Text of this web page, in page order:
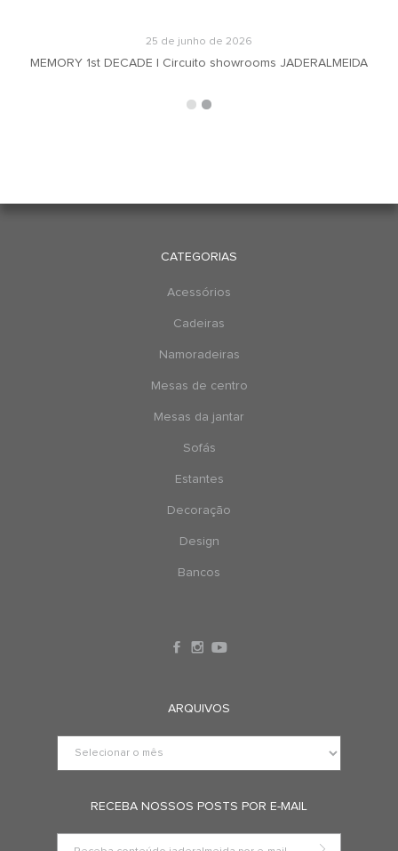
25 de junho de 2026
MEMORY 1st DECADE | Circuito showrooms JADERALMEIDA
CATEGORIAS
Acessórios
Cadeiras
Namoradeiras
Mesas de centro
Mesas da jantar
Sofás
Estantes
Decoração
Design
Bancos
ARQUIVOS
RECEBA NOSSOS POSTS POR E-MAIL